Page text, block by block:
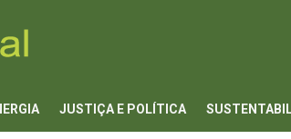
JUSTIÇA E POLÍTICA